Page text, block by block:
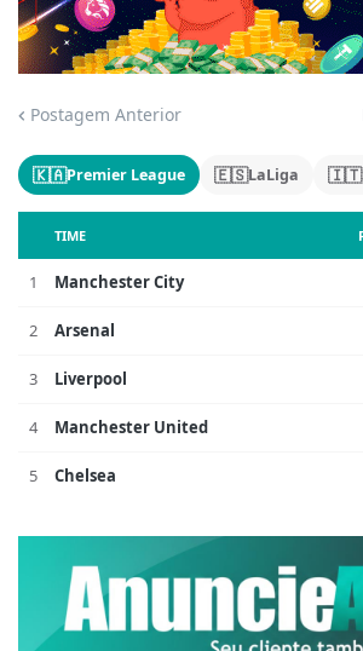
Jogue com responsabilidade. 18+
Postagem Anterior
🇰🇦Premier League 🇪🇸LaLiga 🇮🇹
TIME
1 Manchester City
2 Arsenal
3 Liverpool
4 Manchester United
5 Chelsea